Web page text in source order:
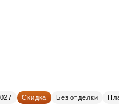
Скидка Без отделки